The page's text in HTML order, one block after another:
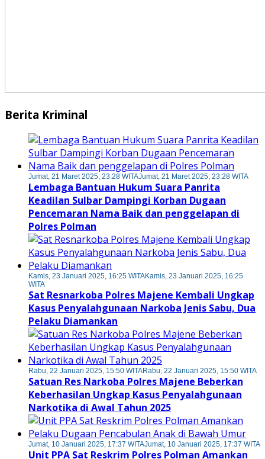
Berita Kriminal
Jumat, 21 Maret 2025, 23:28 WITAJumat, 21 Maret 2025, 23:28 WITA
Lembaga Bantuan Hukum Suara Panrita
Keadilan Sulbar Dampingi Korban Dugaan
Pencemaran Nama Baik dan penggelapan di
Polres Polman
Kamis, 23 Januari 2025, 16:25 WITAKamis, 23 Januari 2025, 16:25
WITA
Sat Resnarkoba Polres Majene Kembali Ungkap
Kasus Penyalahgunaan Narkoba Jenis Sabu, Dua
Pelaku Diamankan
Rabu, 22 Januari 2025, 15:50 WITARabu, 22 Januari 2025, 15:50 WITA
Satuan Res Narkoba Polres Majene Beberkan
Keberhasilan Ungkap Kasus Penyalahgunaan
Narkotika di Awal Tahun 2025
Jumat, 10 Januari 2025, 17:37 WITAJumat, 10 Januari 2025, 17:37 WITA
Unit PPA Sat Reskrim Polres Polman Amankan